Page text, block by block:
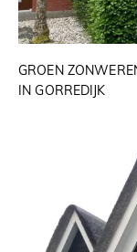
GROEN
IN GORREDIJK